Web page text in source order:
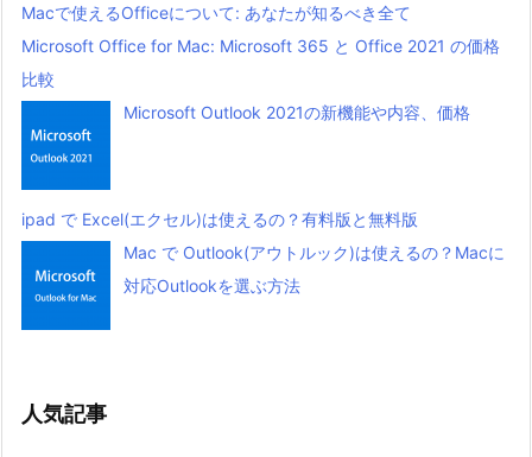
Macで使えるOfficeについて: あなたが知るべき全て
Microsoft Office for Mac: Microsoft 365 と Office 2021 の価格
比較
Microsoft Outlook 2021の新機能や内容、価格
ipad で Excel(エクセル)は使えるの？有料版と無料版
Mac で Outlook(アウトルック)は使えるの？Macに
対応Outlookを選ぶ方法
人気記事